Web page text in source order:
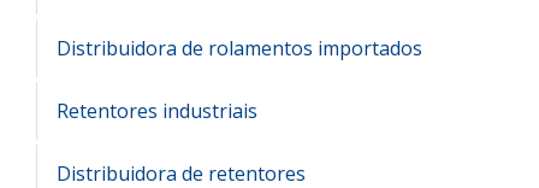
Distribuidora de rolamentos importados
Retentores industriais
Distribuidora de retentores